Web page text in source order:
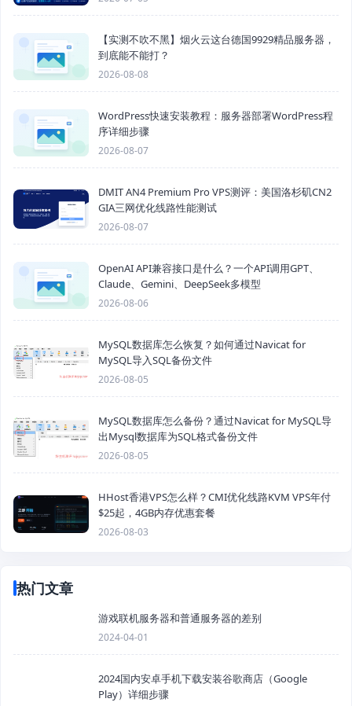
【实测不吹不黑】烟火云这台德国9929精品服务器，
到底能不能打？
2026-08-08
WordPress快速安装教程：服务器部署WordPress程
序详细步骤
2026-08-07
DMIT AN4 Premium Pro VPS测评：美国洛杉矶CN2
GIA三网优化线路性能测试
2026-08-07
OpenAI API兼容接口是什么？一个API调用GPT、
Claude、Gemini、DeepSeek多模型
2026-08-06
MySQL数据库怎么恢复？如何通过Navicat for
MySQL导入SQL备份文件
2026-08-05
MySQL数据库怎么备份？通过Navicat for MySQL导
出Mysql数据库为SQL格式备份文件
2026-08-05
HHost香港VPS怎么样？CMI优化线路KVM VPS年付
$25起，4GB内存优惠套餐
2026-08-03
热门文章
游戏联机服务器和普通服务器的差别
2024-04-01
2024国内安卓手机下载安装谷歌商店（Google
Play）详细步骤